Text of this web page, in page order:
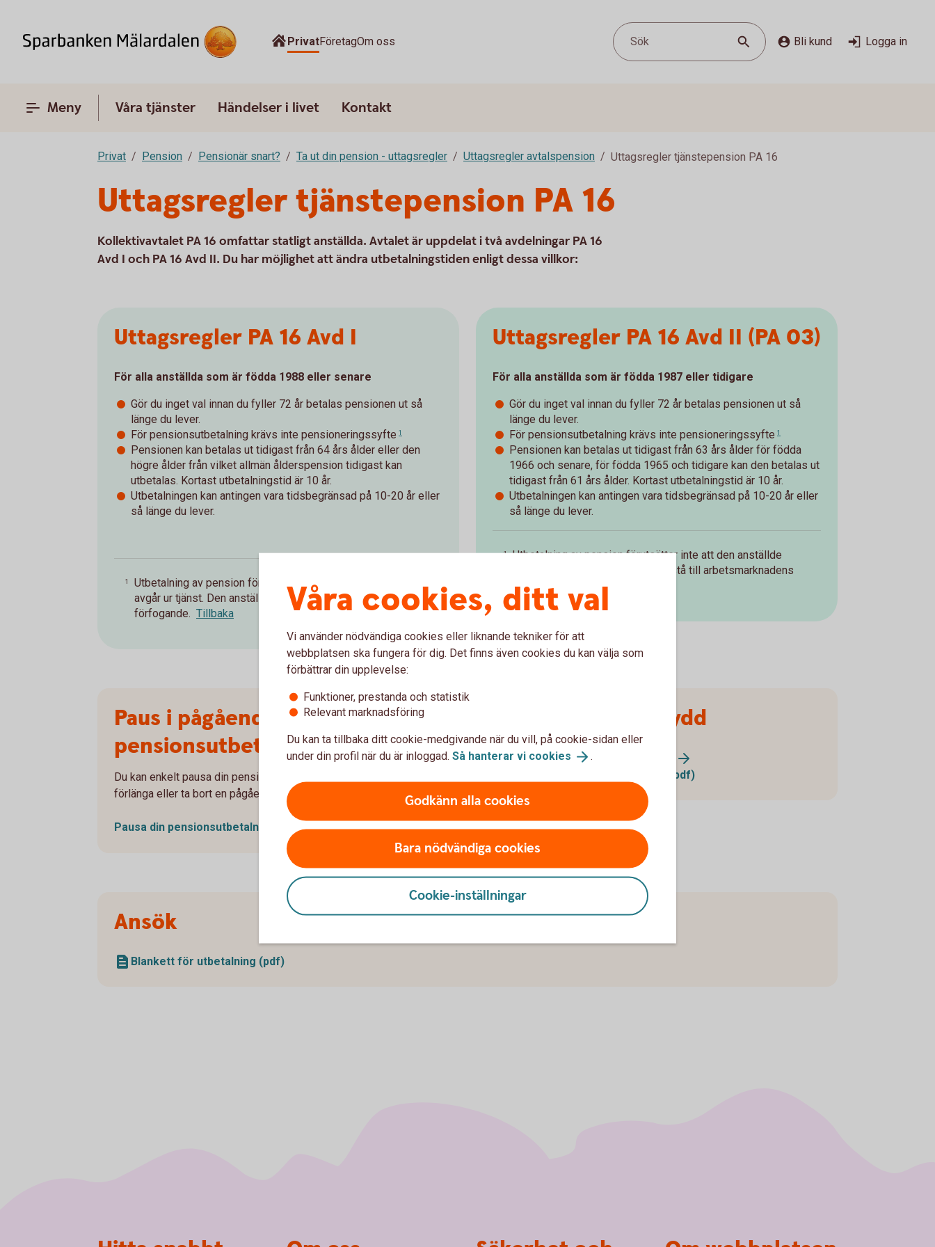
PrivatFöretagOm oss Sök Bli kund Logga in
Meny Våra tjänster Händelser i livet Kontakt
Privat Pension Pensionär snart? Ta ut din pension - uttagsregler Uttagsregler avtalspension Uttagsregler tjänstepension PA 16
Uttagsregler tjänstepension PA 16
Kollektivavtalet PA 16 omfattar statligt anställda. Avtalet är uppdelat i två avdelningar PA 16
Avd I och PA 16 Avd II. Du har möjlighet att ändra utbetalningstiden enligt dessa villkor:
Uttagsregler PA 16 Avd I
För alla anställda som är födda 1988 eller senare
Gör du inget val innan du fyller 72 år betalas pensionen ut så
länge du lever.
För pensionsutbetalning krävs inte pensioneringssyfte 1
Pensionen kan betalas ut tidigast från 64 års ålder eller den
högre ålder från vilket allmän ålderspension tidigast kan
utbetalas. Kortast utbetalningstid är 10 år.
Utbetalningen kan antingen vara tidsbegränsad på 10-20 år eller
så länge du lever.
1
Utbetalning av pension förutsätter inte att den anställde
avgår ur tjänst. Den anställde får stå till arbetsmarknadens
förfogande. Tillbaka
Uttagsregler PA 16 Avd II (PA 03)
För alla anställda som är födda 1987 eller tidigare
Gör du inget val innan du fyller 72 år betalas pensionen ut så
länge du lever.
För pensionsutbetalning krävs inte pensioneringssyfte 1
Pensionen kan betalas ut tidigast från 63 års ålder för födda
1966 och senare, för födda 1965 och tidigare kan den betalas ut
tidigast från 61 års ålder. Kortast utbetalningstid är 10 år.
Utbetalningen kan antingen vara tidsbegränsad på 10-20 år eller
så länge du lever.
1
Utbetalning av pension förutsätter inte att den anställde
avgår ur tjänst. Den anställde får stå till arbetsmarknadens
förfogande.
Tillbaka
Paus i pågående
pensionsutbetalning
Du kan enkelt pausa din pensionsutbetalning och även förkorta,
förlänga eller ta bort en pågående paus.
Pausa din pensionsutbetalning
Återbetalningsskydd
Behöver duåterbetalningsskydd?
Blankett återbetalningsskydd (pdf)
Ansök
Blankett för utbetalning (pdf)
Våra cookies, ditt val
Vi använder nödvändiga cookies eller liknande tekniker för att
webbplatsen ska fungera för dig. Det finns även cookies du kan välja som
förbättrar din upplevelse:
Funktioner, prestanda och statistik
Relevant marknadsföring
Du kan ta tillbaka ditt cookie-medgivande när du vill, på cookie-sidan eller
under din profil när du är inloggad. Så hanterar vi cookies .
Godkänn alla cookies
Bara nödvändiga cookies
Cookie-inställningar